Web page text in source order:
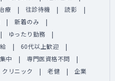
療 往診待機
読影
新着のみ
ゆったり勤務
60代以上歓迎
中
専門医資格不問
クリニック 老健 企業